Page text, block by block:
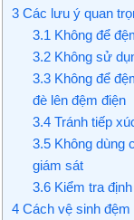
3 Các lưu ý quan
3.1 Không để
3.2Không sử
3.3Không để
đè lên đệm điện
3.4Tránh tiếp
3.5Không dùng
giám sát
3.6Kiểm tra
4 Cách vệ sinh đệm